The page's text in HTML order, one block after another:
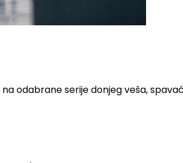
na odabrane serije donjeg veša,